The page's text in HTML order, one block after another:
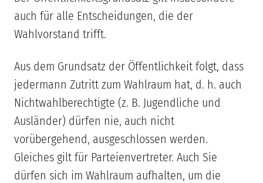
auch für alle Entscheidungen, die der
Wahlvorstand trifft.
Aus dem Grundsatz der Öffentlichkeit folgt, dass
jedermann Zutritt zum Wahlraum hat, d. h. auch
Nichtwahlberechtigte (z. B. Jugendliche und
Ausländer) dürfen nie, auch nicht
vorübergehend, ausgeschlossen werden.
Gleiches gilt für Parteienvertreter. Auch Sie
dürfen sich im Wahlraum aufhalten, um die